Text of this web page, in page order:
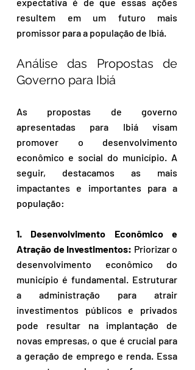
resultem em um futuro mais
promissor para a população de Ibiá.
Análise das Propostas de
Governo para Ibiá
As propostas de governo
apresentadas para Ibiá visam
promover o desenvolvimento
econômico e social do município. A
seguir, destacamos as mais
impactantes e importantes para a
população:
1. Desenvolvimento Econômico e
Atração de Investimentos: Priorizar o
desenvolvimento econômico do
município é fundamental. Estruturar
a administração para atrair
investimentos públicos e privados
pode resultar na implantação de
novas empresas, o que é crucial para
a geração de emprego e renda. Essa